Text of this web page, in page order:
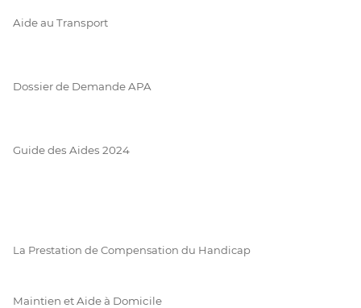
Aide au Transport
Dossier de Demande APA
Guide des Aides 2024
La Prestation de Compensation du Handicap
Maintien et Aide à Domicile